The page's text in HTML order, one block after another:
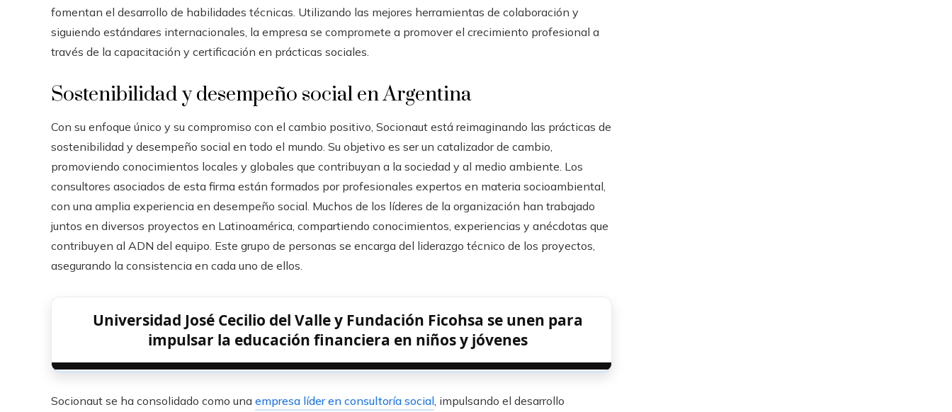
fomentan el desarrollo de habilidades técnicas. Utilizando las mejores herramientas de colaboración y
siguiendo estándares internacionales, la empresa se compromete a promover el crecimiento profesional a
través de la capacitación y certificación en prácticas sociales.
Sostenibilidad y desempeño social en Argentina
Con su enfoque único y su compromiso con el cambio positivo, Socionaut está reimaginando las prácticas de
sostenibilidad y desempeño social en todo el mundo. Su objetivo es ser un catalizador de cambio,
promoviendo conocimientos locales y globales que contribuyan a la sociedad y al medio ambiente. Los
consultores asociados de esta firma están formados por profesionales expertos en materia socioambiental,
con una amplia experiencia en desempeño social. Muchos de los líderes de la organización han trabajado
juntos en diversos proyectos en Latinoamérica, compartiendo conocimientos, experiencias y anécdotas que
contribuyen al ADN del equipo. Este grupo de personas se encarga del liderazgo técnico de los proyectos,
asegurando la consistencia en cada uno de ellos.
Universidad José Cecilio del Valle y Fundación Ficohsa se unen para
impulsar la educación financiera en niños y jóvenes
Socionaut se ha consolidado como una empresa líder en consultoría social , impulsando el desarrollo